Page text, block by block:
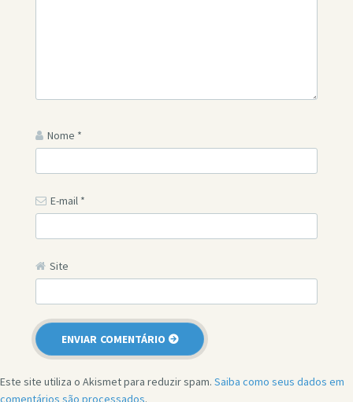
Nome *
E-mail *
Site
Este site utiliza o Akismet para reduzir spam. Saiba como seus dados em
comentários são processados.